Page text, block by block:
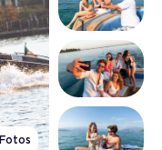
Fotos